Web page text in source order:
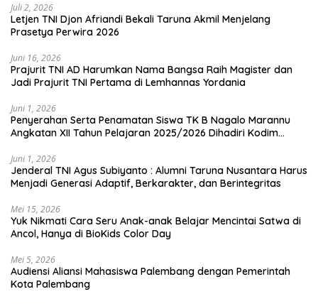
Juli 2, 2026
Letjen TNI Djon Afriandi Bekali Taruna Akmil Menjelang
Prasetya Perwira 2026
Juni 16, 2026
Prajurit TNI AD Harumkan Nama Bangsa Raih Magister dan
Jadi Prajurit TNI Pertama di Lemhannas Yordania
Juni 1, 2026
Penyerahan Serta Penamatan Siswa TK B Nagalo Marannu
Angkatan XII Tahun Pelajaran 2025/2026 Dihadiri Kodim
Juni 1, 2026
Jenderal TNI Agus Subiyanto : Alumni Taruna Nusantara Harus
Menjadi Generasi Adaptif, Berkarakter, dan Berintegritas
Mei 15, 2026
Yuk Nikmati Cara Seru Anak-anak Belajar Mencintai Satwa di
Ancol, Hanya di BioKids Color Day
Mei 5, 2026
Audiensi Aliansi Mahasiswa Palembang dengan Pemerintah
Kota Palembang